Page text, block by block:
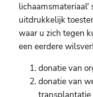
lichaamsmateriaal'
uitdrukkelijk
waar u zich tegen
een eerdere
donatie van
donatie van
transplantatie